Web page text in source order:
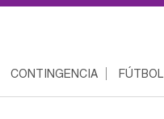
CONTINGENCIA FÚTBOL